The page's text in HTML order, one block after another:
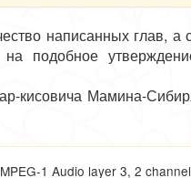
Лазарев
И. Слепнев
Якушенко
написанных глав, а
подобное
кисовича Мамина-
по воле автора
в сборники.
1 Audio layer 3, 2